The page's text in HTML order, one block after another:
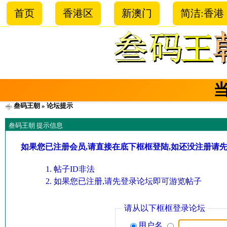
首页 香港区 新澳门 简洁:香港
叁码王朝 » 论坛提示
叁码王朝 提示信息
如果您已注册会员,请直接在底下框框登陆,如还没注册请
帖子ID非法
如果您已注册,请先登录论坛即可游览帖子
请从以下框框登录论坛
用户名